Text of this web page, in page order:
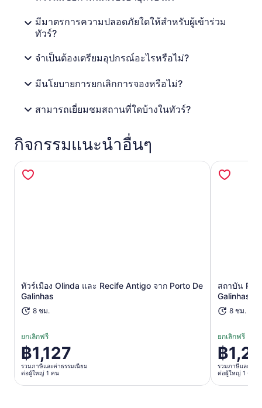
มีมาตรการความปลอดภัยใดให้สำหรับผู้เข้าร่วม
ทัวร์?
จำเป็นต้องเตรียมอุปกรณ์อะไรหรือไม่?
มีนโยบายการยกเลิกการจองหรือไม่?
สามารถเยี่ยมชมสถานที่ใดบ้างในทัวร์?
กิจกรรมแนะนำอื่นๆ
ทัวร์เมือง Olinda และ Recife Antigo จาก Porto De
Galinhas
8 ชม.
ยกเลิกฟรี
ราคา
อยู่
฿1,127
รวมภาษีและค่าธรรมเนียม
ต่อผู้ใหญ่ 1 คน
สถาบัน
Galinhas
8 ชม.
ยกเลิกฟรี
ราคา
อยู่
฿
รวมภาษีและค่าธ
ต่อผู้ใหญ่ 1 คน